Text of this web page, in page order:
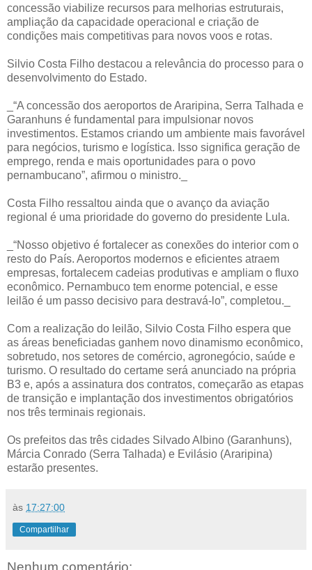
concessão viabilize recursos para melhorias estruturais,
ampliação da capacidade operacional e criação de
condições mais competitivas para novos voos e rotas.
Silvio Costa Filho destacou a relevância do processo para o
desenvolvimento do Estado.
_“A concessão dos aeroportos de Araripina, Serra Talhada e
Garanhuns é fundamental para impulsionar novos
investimentos. Estamos criando um ambiente mais favorável
para negócios, turismo e logística. Isso significa geração de
emprego, renda e mais oportunidades para o povo
pernambucano”, afirmou o ministro._
Costa Filho ressaltou ainda que o avanço da aviação
regional é uma prioridade do governo do presidente Lula.
_“Nosso objetivo é fortalecer as conexões do interior com o
resto do País. Aeroportos modernos e eficientes atraem
empresas, fortalecem cadeias produtivas e ampliam o fluxo
econômico. Pernambuco tem enorme potencial, e esse
leilão é um passo decisivo para destravá-lo”, completou._
Com a realização do leilão, Silvio Costa Filho espera que
as áreas beneficiadas ganhem novo dinamismo econômico,
sobretudo, nos setores de comércio, agronegócio, saúde e
turismo. O resultado do certame será anunciado na própria
B3 e, após a assinatura dos contratos, começarão as etapas
de transição e implantação dos investimentos obrigatórios
nos três terminais regionais.
Os prefeitos das três cidades Silvado Albino (Garanhuns),
Márcia Conrado (Serra Talhada) e Evilásio (Araripina)
estarão presentes.
às 17:27:00
Compartilhar
Nenhum comentário: